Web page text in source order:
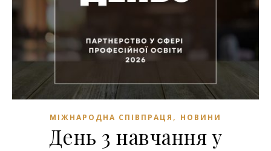
МІЖНАРОДНА СПІВПРАЦЯ , НОВИНИ
День 3 навчання у